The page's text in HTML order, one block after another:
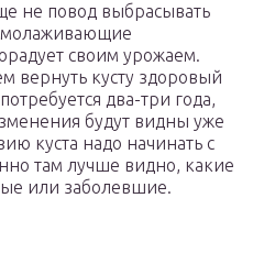
не повод выбрасывать
своим урожаем.
вернуть кусту здоровый
два-три года,
будут видны уже
куста надо начинать с
там лучше видно, какие
или заболевшие.